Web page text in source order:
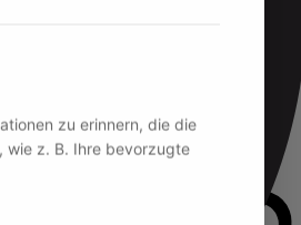
zu erinnern, die die
wie z. B. Ihre bevorzugte